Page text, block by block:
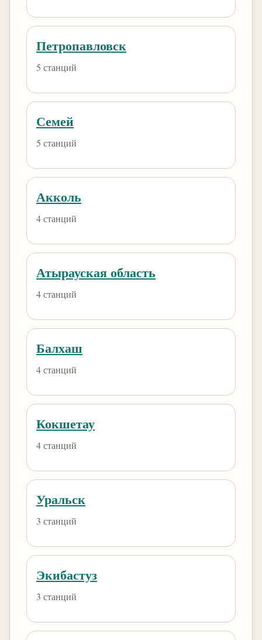
Петропавловск
5 станций
Семей
5 станций
Акколь
4 станций
Атырауская область
4 станций
Балхаш
4 станций
Кокшетау
4 станций
Уральск
3 станций
Экибастуз
3 станций